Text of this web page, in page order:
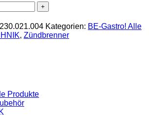
Kategorien: BE-Gastro! Alle
, Zündbrenner
Produkte